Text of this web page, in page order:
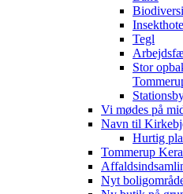
Tegl
Stor
Vi mødes på
Navn til
Hurtig
Tommerup
Nyt